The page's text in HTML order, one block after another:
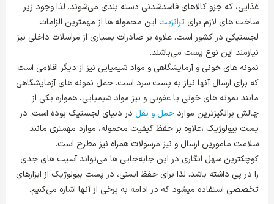
غذایی، که جزو کالاهای فاسدشدنی دسته بندی می‌شوند. لذا وجود زیر
ساخت های لازم برای ترانزیت این محموله ها از مهمترین الزامات
لجستیکی در کشور است. علاوه بر صادرات بسیاری از مراسلات داخلی نیز
نیازمند این نوع پست می‌باشند.
نمونه های خونی و آزمایشگاهی و مواد شیمیایی نیز از دیگر اقلامی است
که برای ارسال آنها نیاز به پست سرد است. حمل نمونه های آزمایشگاهی
مانند نمونه های خونی یا عفونی و نیز مواد شیمیایی، همواره یکی از
چالش برانگیزترین موارد حمل و نقل در دنیای لجستیک بوده است. در
پست بیولوژیک ،علاوه بر حفظ کیفیت محموله، موارد مهمتری مانند
سلامت مامورین ارسال و نیز مرسولات همراه نیز مطرح است.
کوچکترین سهل انگاری در این جابه‌جایی ها می‌تواند آسیب های جدی
را در پی داشته باشد. لذا برای حفظ ایمنی، در پست بیولوژیک از ابزارهای
تخصصی استفاده میشود که در ادامه به برخی از آنها اشاره می‌کنیم.